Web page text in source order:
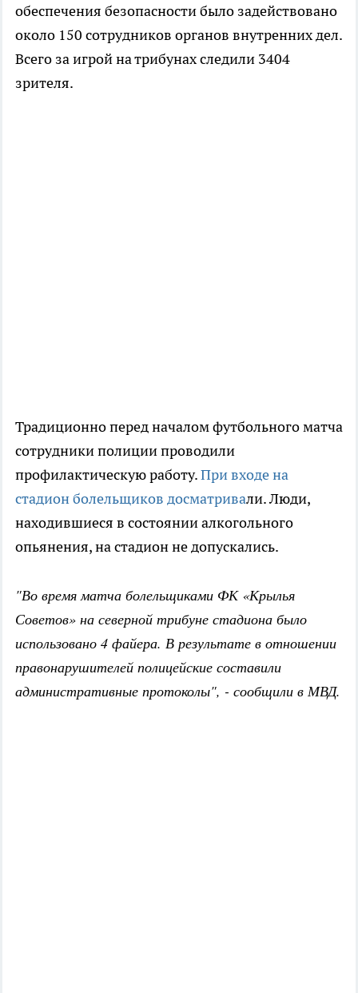
обеспечения безопасности было задействовано
около 150 сотрудников органов внутренних дел.
Всего за игрой на трибунах следили 3404
зрителя.
Традиционно перед началом футбольного матча
сотрудники полиции проводили
профилактическую работу.При входе на
стадион болельщиков досматривали. Люди,
находившиеся в состоянии алкогольного
опьянения, на стадион не допускались.
"Во время матча болельщиками ФК «Крылья
Советов» на северной трибуне стадиона было
использовано 4 файера. В результате в отношении
правонарушителей полицейские составили
административные протоколы", - сообщили в МВД.